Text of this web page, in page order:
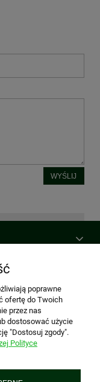
WYŚLIJ
poprawne
ofertę do Twoich
przez nas
dostosować użycie
"Dostosuj zgody".
Polityce